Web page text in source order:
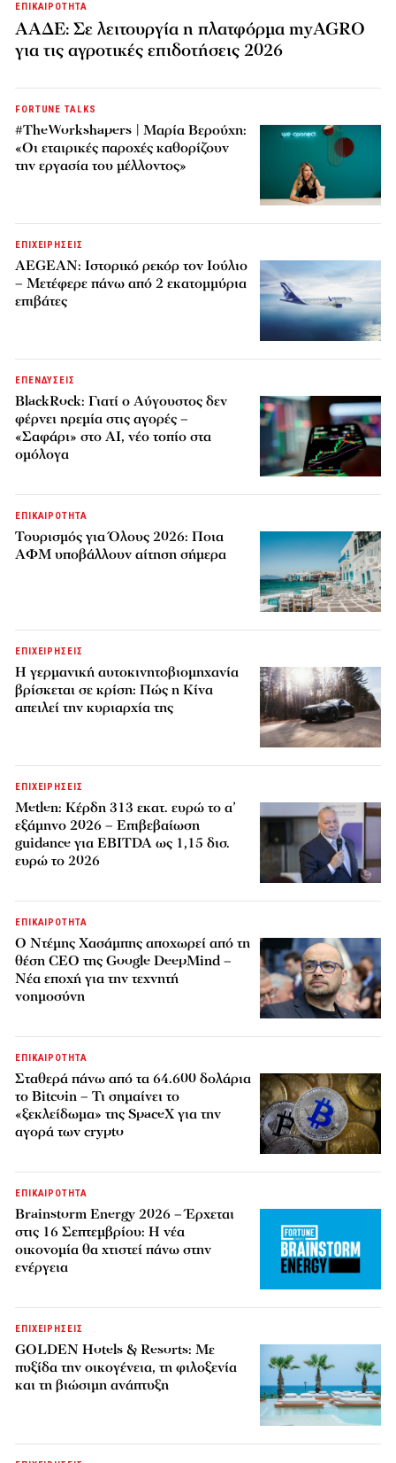
ΕΠΙΚΑΙΡΟΤΗΤΑ
ΑΑΔΕ: Σε λειτουργία η πλατφόρμα myAGRO
για τις αγροτικές επιδοτήσεις 2026
FORTUNE TALKS
#TheWorkshapers | Μαρία Βερούχη:
«Οι εταιρικές παροχές καθορίζουν
την εργασία του μέλλοντος»
ΕΠΙΧΕΙΡΗΣΕΙΣ
AEGEAN: Ιστορικό ρεκόρ τον Ιούλιο
– Μετέφερε πάνω από 2 εκατομμύρια
επιβάτες
ΕΠΕΝΔΥΣΕΙΣ
BlackRock: Γιατί ο Αύγουστος δεν
φέρνει ηρεμία στις αγορές –
«Σαφάρι» στο AI, νέο τοπίο στα
ομόλογα
ΕΠΙΚΑΙΡΟΤΗΤΑ
Τουρισμός για Όλους 2026: Ποια
ΑΦΜ υποβάλλουν αίτηση σήμερα
ΕΠΙΧΕΙΡΗΣΕΙΣ
Η γερμανική αυτοκινητοβιομηχανία
βρίσκεται σε κρίση: Πώς η Κίνα
απειλεί την κυριαρχία της
ΕΠΙΧΕΙΡΗΣΕΙΣ
Metlen: Κέρδη 313 εκατ. ευρώ το α’
εξάμηνο 2026 – Επιβεβαίωση
guidance για EBITDA ως 1,15 δισ.
ευρώ το 2026
ΕΠΙΚΑΙΡΟΤΗΤΑ
Ο Ντέμης Χασάμπης αποχωρεί από τη
θέση CEO της Google DeepMind –
Νέα εποχή για την τεχνητή
νοημοσύνη
ΕΠΙΚΑΙΡΟΤΗΤΑ
Σταθερά πάνω από τα 64.600 δολάρια
το Bitcoin – Τι σημαίνει το
«ξεκλείδωμα» της SpaceX για την
αγορά των crypto
ΕΠΙΚΑΙΡΟΤΗΤΑ
Brainstorm Energy 2026 – Έρχεται
στις 16 Σεπτεμβρίου: Η νέα
οικονομία θα χτιστεί πάνω στην
ενέργεια
ΕΠΙΧΕΙΡΗΣΕΙΣ
GOLDEN Hotels & Resorts: Με
πυξίδα την οικογένεια, τη φιλοξενία
και τη βιώσιμη ανάπτυξη